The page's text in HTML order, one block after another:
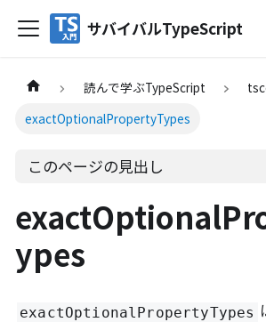
サバイバルTypeScript
読んで学ぶTypeScript
exactOptionalPropertyTypes
このページの見出し
ypes
exactOptionalPropertyTypes